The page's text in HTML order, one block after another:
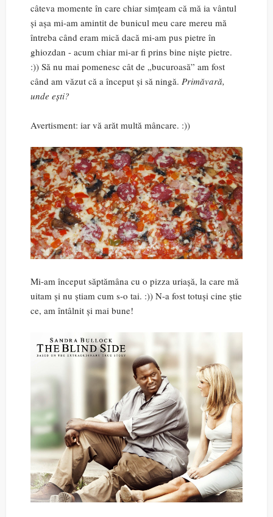
câteva momente în care chiar simțeam că mă ia vântul
și așa mi-am amintit de bunicul meu care mereu mă
întreba când eram mică dacă mi-am pus pietre în
ghiozdan - acum chiar mi-ar fi prins bine niște pietre.
:)) Să nu mai pomenesc cât de „bucuroasă” am fost
când am văzut că a început și să ningă. Primăvară,
unde ești?
Avertisment: iar vă arăt multă mâncare. :))
Mi-am început săptămâna cu o pizza uriașă, la care mă
uitam și nu știam cum s-o tai. :)) N-a fost totuși cine știe
ce, am întâlnit și mai bune!